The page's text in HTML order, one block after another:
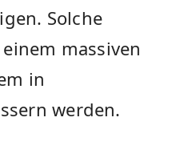
Solche
massiven
in
werden.